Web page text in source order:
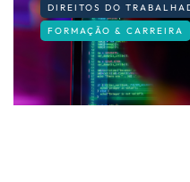
DIREITOS DO
FORMAÇÃO & CARREIRA